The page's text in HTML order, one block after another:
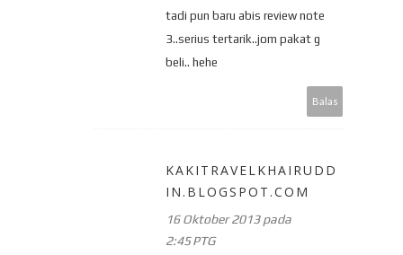
tadi pun baru abis review note
3..serius tertarik..jom pakat g
beli.. hehe
Balas
KAKITRAVELKHAIRUDD
IN.BLOGSPOT.COM
16 Oktober 2013 pada
2:45 PTG